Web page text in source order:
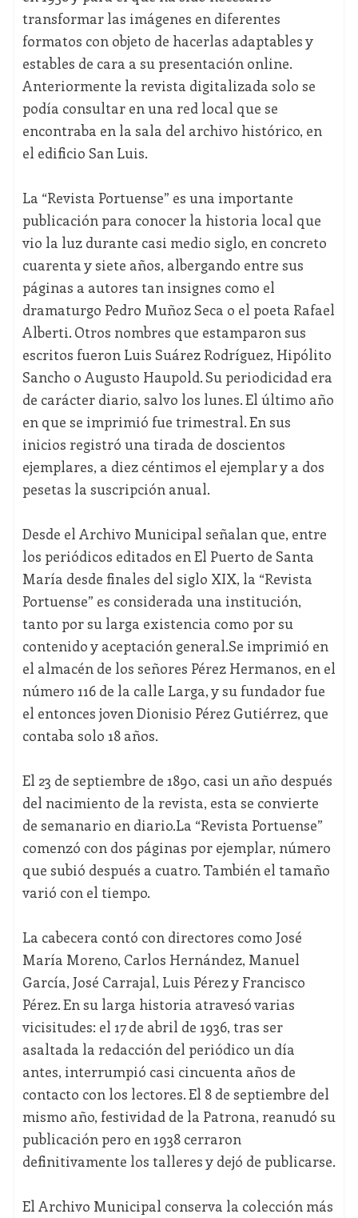
transformar las imágenes en diferentes
formatos con objeto de hacerlas adaptables y
estables de cara a su presentación online.
Anteriormente la revista digitalizada solo se
podía consultar en una red local que se
encontraba en la sala del archivo histórico, en
el edificio San Luis.
La “Revista Portuense” es una importante
publicación para conocer la historia local que
vio la luz durante casi medio siglo, en concreto
cuarenta y siete años, albergando entre sus
páginas a autores tan insignes como el
dramaturgo Pedro Muñoz Seca o el poeta Rafael
Alberti. Otros nombres que estamparon sus
escritos fueron Luis Suárez Rodríguez, Hipólito
Sancho o Augusto Haupold. Su periodicidad era
de carácter diario, salvo los lunes. El último año
en que se imprimió fue trimestral. En sus
inicios registró una tirada de doscientos
ejemplares, a diez céntimos el ejemplar y a dos
pesetas la suscripción anual.
Desde el Archivo Municipal señalan que, entre
los periódicos editados en El Puerto de Santa
María desde finales del siglo XIX, la “Revista
Portuense” es considerada una institución,
tanto por su larga existencia como por su
contenido y aceptación general.Se imprimió en
el almacén de los señores Pérez Hermanos, en el
número 116 de la calle Larga, y su fundador fue
el entonces joven Dionisio Pérez Gutiérrez, que
contaba solo 18 años.
El 23 de septiembre de 1890, casi un año después
del nacimiento de la revista, esta se convierte
de semanario en diario.La “Revista Portuense”
comenzó con dos páginas por ejemplar, número
que subió después a cuatro. También el tamaño
varió con el tiempo.
La cabecera contó con directores como José
María Moreno, Carlos Hernández, Manuel
García, José Carrajal, Luis Pérez y Francisco
Pérez. En su larga historia atravesó varias
vicisitudes: el 17 de abril de 1936, tras ser
asaltada la redacción del periódico un día
antes, interrumpió casi cincuenta años de
contacto con los lectores. El 8 de septiembre del
mismo año, festividad de la Patrona, reanudó su
publicación pero en 1938 cerraron
definitivamente los talleres y dejó de publicarse.
El Archivo Municipal conserva la colección más